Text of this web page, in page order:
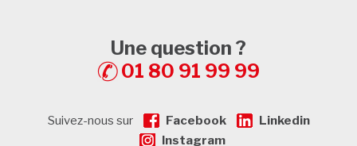
Une question ?
01 80 91 99 99
Suivez-nous sur Facebook
Linkedin
Instagram